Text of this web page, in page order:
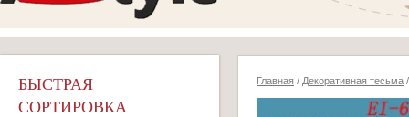
БЫСТРАЯ
СОРТИРОВКА
Главная / Декоративная тесьма